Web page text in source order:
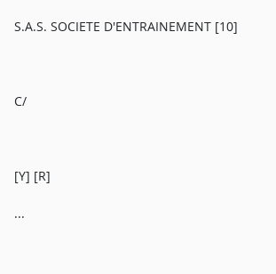
S.A.S. SOCIETE D'ENTRAINEMENT [10]
C/
[Y] [R]
...